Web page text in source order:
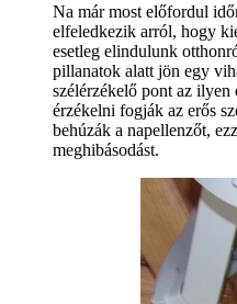
Na már most előfordul
elfeledkezik arról, hogy
esetleg elindulunk
pillanatok alatt jön egy
szélérzékelő pont az ilyen
érzékelni fogják az erős
behúzák a napellenzőt,
meghibásodást.